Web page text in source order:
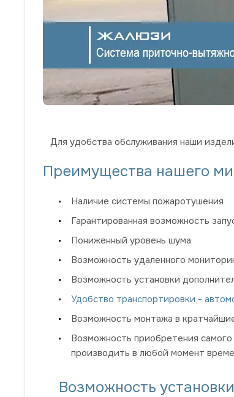
Для удобства обслуживания наши
Преимущества нашего
Наличие системы пожаротушения
Гарантированная возможность
Пониженный уровень шума
Возможность удаленного
Возможность установки
Удобство транспортировки -
Возможность монтажа в
Возможность приобретения
производить в любой момент
Возможность